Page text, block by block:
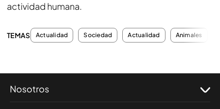
actividad humana.
TEMAS Actualidad Sociedad Actualidad Animales
Nosotros